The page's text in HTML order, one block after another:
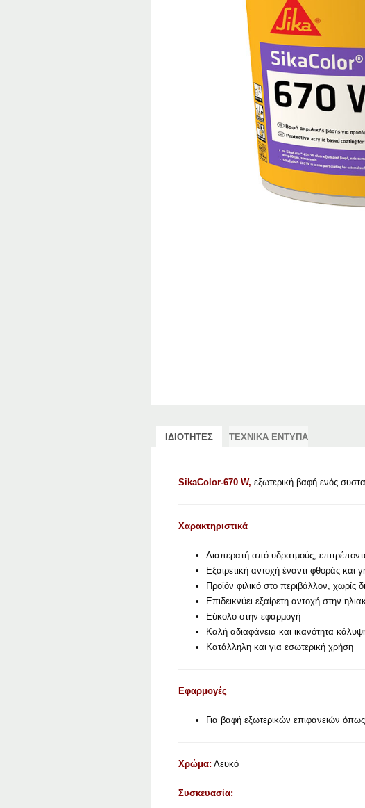
ΙΔΙΟΤΗΤΕΣ ΤΕΧΝΙΚΑ ΕΝΤΥΠΑ
SikaColor-670 W, εξωτερική βαφή ενός
Χαρακτηριστικά
Διαπερατή από υδρατμούς,
Εξαιρετική αντοχή έναντι φθοράς και
Προϊόν φιλικό στο περιβάλλον, χωρίς
Επιδεικνύει εξαίρετη αντοχή στην
Εύκολο στην εφαρμογή
Καλή αδιαφάνεια και ικανότητα
Κατάλληλη και για εσωτερική χρήση
Εφαρμογές
Για βαφή εξωτερικών επιφανειών
Χρώμα: Λευκό
Συσκευασία: